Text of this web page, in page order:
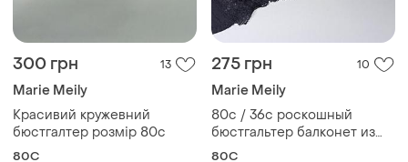
300 грн 13
Marie Meily
Красивий кружевний
бюстгалтер розмір 80c
80C
275 грн 10
Marie Meily
80c / 36c роскошный
бюстгальтер балконет из
микрофибры с кружевом и
80C